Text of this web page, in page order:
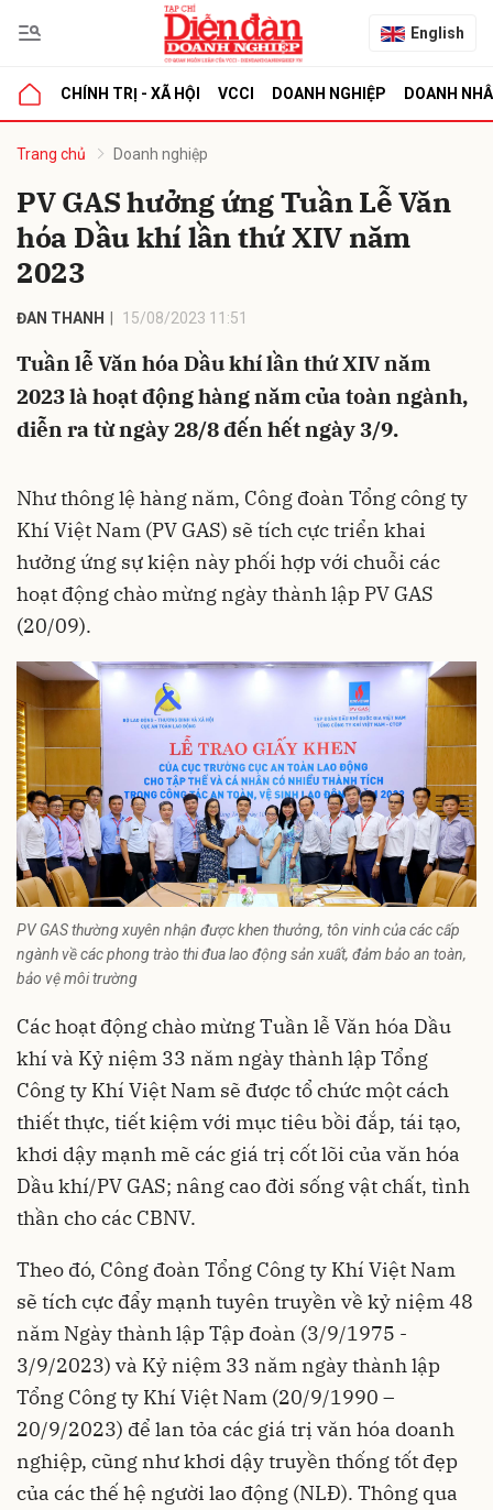
English
CHÍNH TRỊ - XÃ HỘI VCCI DOANH NGHIỆP DOANH
Trang chủ Doanh nghiệp
PV GAS hưởng ứng Tuần Lễ Văn
hóa Dầu khí lần thứ XIV năm
2023
ĐAN THANH 15/08/2023 11:51
Tuần lễ Văn hóa Dầu khí lần thứ XIV năm
2023 là hoạt động hàng năm của toàn ngành,
diễn ra từ ngày 28/8 đến hết ngày 3/9.
Như thông lệ hàng năm, Công đoàn Tổng công ty
Khí Việt Nam (PV GAS) sẽ tích cực triển khai
hưởng ứng sự kiện này phối hợp với chuỗi các
hoạt động chào mừng ngày thành lập PV GAS
(20/09).
PV GAS thường xuyên nhận được khen thưởng, tôn vinh của các cấp
ngành về các phong trào thi đua lao động sản xuất, đảm bảo an toàn,
bảo vệ môi trường
Các hoạt động chào mừng Tuần lễ Văn hóa Dầu
khí và Kỷ niệm 33 năm ngày thành lập Tổng
Công ty Khí Việt Nam sẽ được tổ chức một cách
thiết thực, tiết kiệm với mục tiêu bồi đắp, tái tạo,
khơi dậy mạnh mẽ các giá trị cốt lõi của văn hóa
Dầu khí/PV GAS; nâng cao đời sống vật chất, tình
thần cho các CBNV.
Theo đó, Công đoàn Tổng Công ty Khí Việt Nam
sẽ tích cực đẩy mạnh tuyên truyền về kỷ niệm 48
năm Ngày thành lập Tập đoàn (3/9/1975 -
3/9/2023) và Kỷ niệm 33 năm ngày thành lập
Tổng Công ty Khí Việt Nam (20/9/1990 –
20/9/2023) để lan tỏa các giá trị văn hóa doanh
nghiệp, cũng như khơi dậy truyền thống tốt đẹp
của các thế hệ người lao động (NLĐ). Thông qua
luận
Hủy